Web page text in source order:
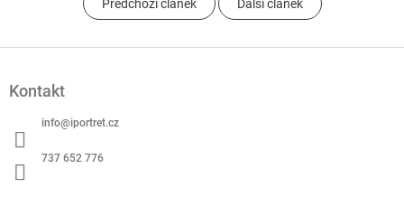
Předchozí článek Další článek
Kontakt
info@iportret.cz
737 652 776